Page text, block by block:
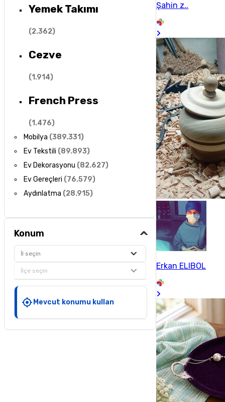
Yemek Takımı
(2.362)
Cezve
(1.914)
French Press
(1.476)
Mobilya (389.331)
Ev Tekstili (89.893)
Ev Dekorasyonu (82.627)
Ev Gereçleri (76.579)
Aydınlatma (28.915)
Konum
İl seçin
İlçe seçin
Mevcut konumu kullan
Şahin z..
Erkan ELIBOL